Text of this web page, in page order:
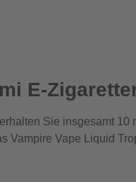
E-
Sie insgesamt
Vape Liquid